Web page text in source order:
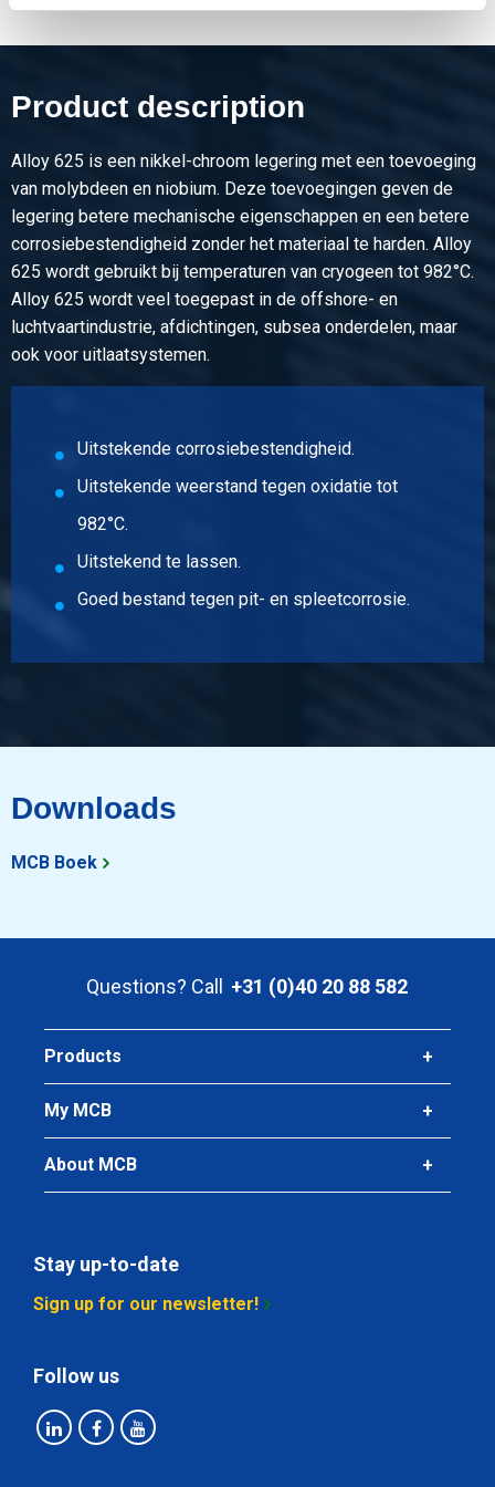
Product description
Alloy 625 is een nikkel-chroom legering met een toevoeging
van molybdeen en niobium. Deze toevoegingen geven de
legering betere mechanische eigenschappen en een betere
corrosiebestendigheid zonder het materiaal te harden. Alloy
625 wordt gebruikt bij temperaturen van cryogeen tot 982°C.
Alloy 625 wordt veel toegepast in de offshore- en
luchtvaartindustrie, afdichtingen, subsea onderdelen, maar
ook voor uitlaatsystemen.
Uitstekende corrosiebestendigheid.
Uitstekende weerstand tegen oxidatie tot
982°C.
Uitstekend te lassen.
Goed bestand tegen pit- en spleetcorrosie.
Downloads
MCB Boek
Questions? Call +31 (0)40 20 88 582
Products
My MCB
About MCB
Stay up-to-date
Sign up for our newsletter!
Follow us